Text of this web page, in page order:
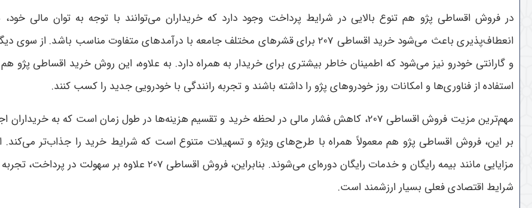
در فروش اقساطی پژو هم تنوع بالایی در شرایط پرداخت وجود دارد که خریداران می‌توانند با توجه به توان مالی
و گارانتی خودرو نیز می‌شود که اطمینان خاطر بیشتری برای خریدار به همراه دارد. به علاوه، این روش خرید اقساطی پژو
استفاده از فناوری‌ها و امکانات روز خودروهای پژو را داشته باشند و تجربه رانندگی با خودرویی جدید را کسب کنند.
مهم‌ترین مزیت فروش اقساطی 207، کاهش فشار مالی در لحظه خرید و تقسیم هزینه‌ها در طول زمان است که
بر این، فروش اقساطی پژو هم معمولاً همراه با طرح‌های ویژه و تسهیلات متنوع است که شرایط خرید را جذاب‌تر
مزایایی مانند بیمه رایگان و خدمات رایگان دوره‌ای می‌شوند.
شرایط اقتصادی فعلی بسیار ارزشمند است.